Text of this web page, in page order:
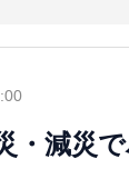
・減災